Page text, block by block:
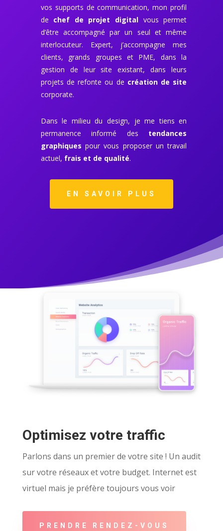
vos supports de communication, mon profil
de chef de projet digital vous permet
d’être accompagné par un seul et même
interlocuteur. Expert, j’accompagne mes
clients, grands groupes et PME, dans la
gestion de leur site existant, dans leurs
projets de refonte ou de création de site
corporate.
Dans le milieu du design, je me tiens en
permanence informé des tendances
graphiques pour vous proposer un travail
actuel, frais et de qualité.
EN SAVOIR PLUS
Optimisez votre traffic
Parlons dans un premier de votre site ! Un audit
sur votre réseaux et votre budget. Internet est
virtuel mais je préfère toujours vous voir
PRENDRE RENDEZ-VOUS